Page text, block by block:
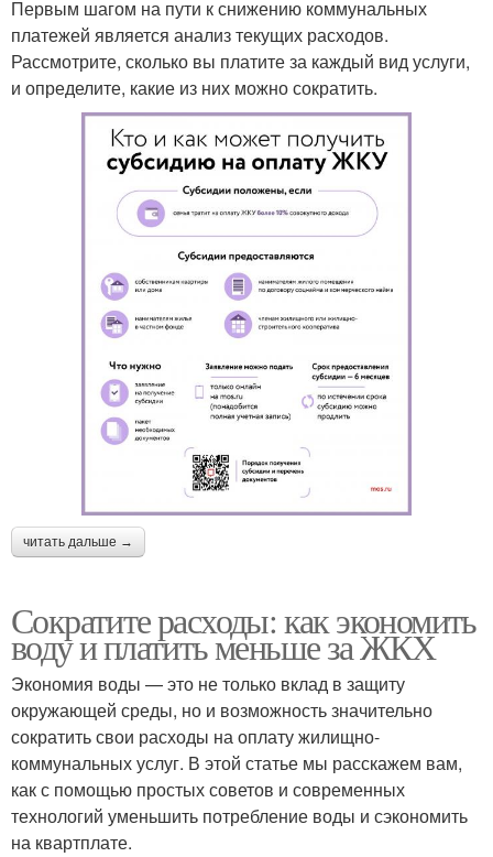
Первым шагом на пути к снижению коммунальных
платежей является анализ текущих расходов.
Рассмотрите, сколько вы платите за каждый вид услуги,
и определите, какие из них можно сократить.
читать дальше →
Сократите расходы: как экономить
воду и платить меньше за ЖКХ
Экономия воды — это не только вклад в защиту
окружающей среды, но и возможность значительно
сократить свои расходы на оплату жилищно-
коммунальных услуг. В этой статье мы расскажем вам,
как с помощью простых советов и современных
технологий уменьшить потребление воды и сэкономить
на квартплате.